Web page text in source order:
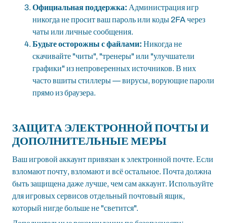
Официальная поддержка: Администрация игр
никогда не просит ваш пароль или коды 2FA через
чаты или личные сообщения.
Будьте осторожны с файлами: Никогда не
скачивайте "читы", "тренеры" или "улучшатели
графики" из непроверенных источников. В них
часто вшиты стиллеры — вирусы, ворующие пароли
прямо из браузера.
ЗАЩИТА ЭЛЕКТРОННОЙ ПОЧТЫ И
ДОПОЛНИТЕЛЬНЫЕ МЕРЫ
Ваш игровой аккаунт привязан к электронной почте. Если
взломают почту, взломают и всё остальное. Почта должна
быть защищена даже лучше, чем сам аккаунт. Используйте
для игровых сервисов отдельный почтовый ящик,
который нигде больше не "светится".